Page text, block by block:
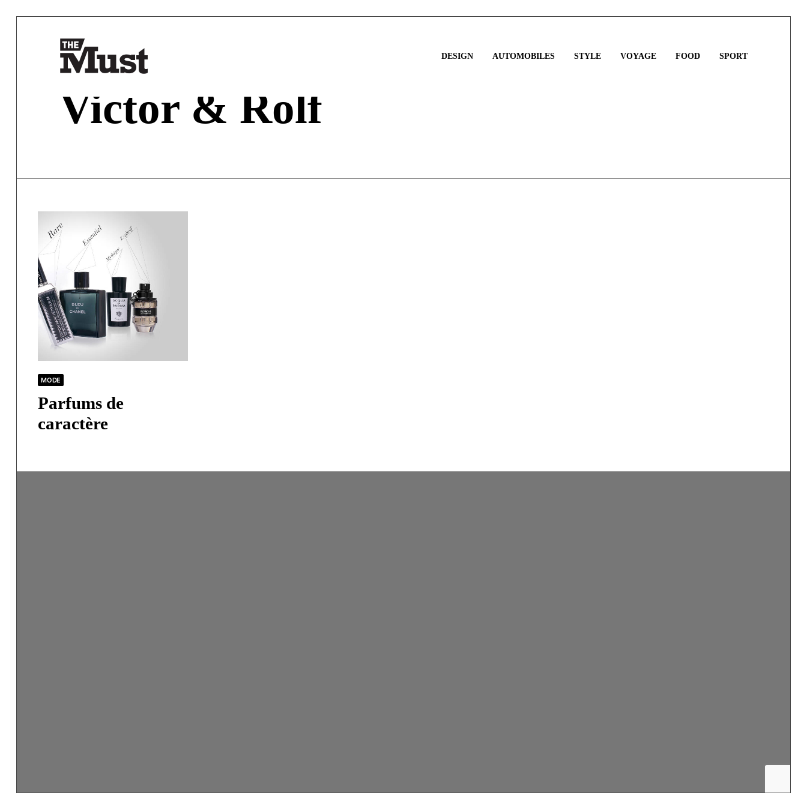
DESIGN AUTOMOBILES STYLE VOYAGE FOOD SPORT
Victor & Rolf
MODE
Parfums de
caractère